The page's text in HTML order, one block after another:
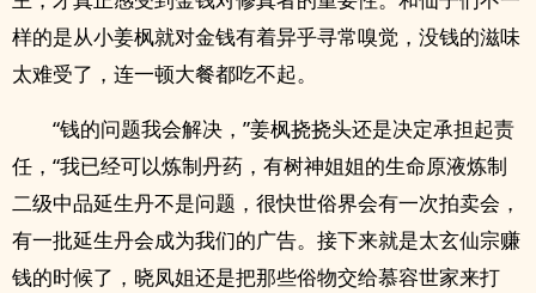
样的是从小姜枫就对金钱有着异乎寻常嗅觉，没钱的滋味
太难受了，连一顿大餐都吃不起。
“钱的问题我会解决，”姜枫挠挠头还是决定承担起责
任，“我已经可以炼制丹药，有树神姐姐的生命原液炼制
二级中品延生丹不是问题，很快世俗界会有一次拍卖会，
有一批延生丹会成为我们的广告。接下来就是太玄仙宗赚
钱的时候了，晓凤姐还是把那些俗物交给慕容世家来打